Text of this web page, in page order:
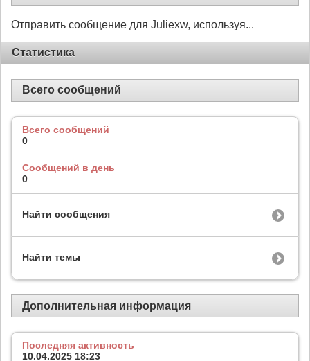
Отправить сообщение для Juliexw, используя...
Статистика
Всего сообщений
Всего сообщений
0
Сообщений в день
0
Найти сообщения
Найти темы
Дополнительная информация
Последняя активность
10.04.2025 18:23